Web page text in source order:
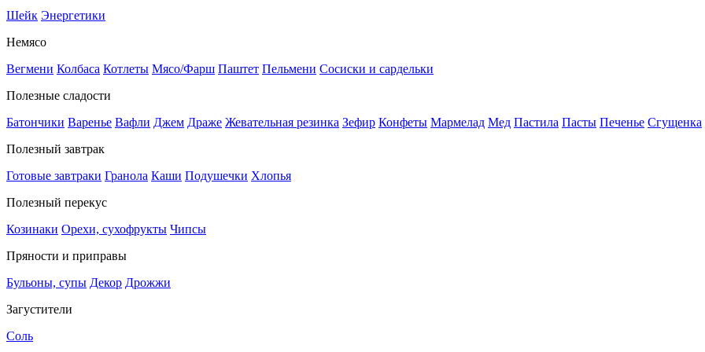
Шейк Энергетики
Немясо
Вегмени Колбаса Котлеты Мясо/Фарш Паштет Пельмени Сосиски и сардельки
Полезные сладости
Батончики Варенье Вафли Джем Драже Жевательная резинка Зефир Конфеты Мармелад Мед Пастила Пасты Печенье Сгущенка
Полезный завтрак
Готовые завтраки Гранола Каши Подушечки Хлопья
Полезный перекус
Козинаки Орехи, сухофрукты Чипсы
Пряности и приправы
Бульоны, супы Декор Дрожжи
Загустители
Соль